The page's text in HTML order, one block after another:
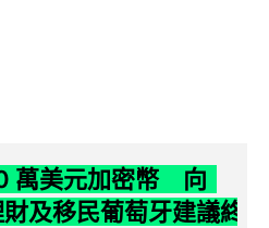
萬美元加密幣 向
及移民葡萄牙建議終